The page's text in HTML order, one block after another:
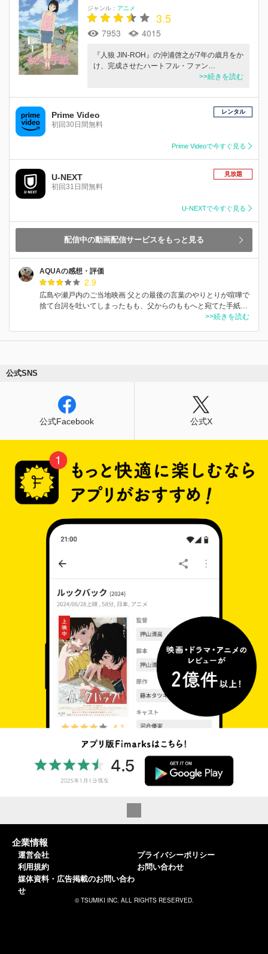
ジャンル： アニメ
3.5
7953 4015
『人狼 JIN-ROH』の沖浦啓之が7年の歳月をか
け、完成させたハートフル・ファン…
>>続きを読む
Prime Video
初回30日間無料
レンタル
Prime Videoで今すぐ見る
U-NEXT
初回31日間無料
見放題
U-NEXTで今すぐ見る
配信中の動画配信サービスをもっと見る
AQUAの感想・評価
2.9
広島や瀬戸内のご当地映画 父との最後の言葉のやりとりが喧嘩で
捨て台詞を吐いてしまったもも、父からのももへと宛てた手紙…
>>続きを読む
公式SNS
公式Facebook 公式X
企業情報
運営会社
利用規約
媒体資料・広告掲載のお問い合わ
せ
プライバシーポリシー
お問い合わせ
© TSUMIKI INC. ALL RIGHTS RESERVED.